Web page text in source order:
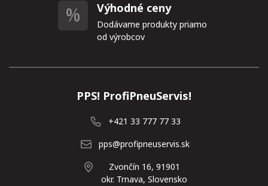
Výhodné ceny
Dodávame produkty priamo
od výrobcov
PPS! ProfiPneuServis!
+421 33 777 77 33
pps@profipneuservis.sk
Zvončín 16, 91901
okr. Trnava, Slovensko